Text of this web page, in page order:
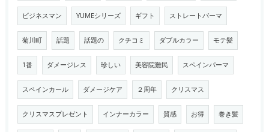
ビジネスマン YUMEシリーズ ギフト ストレートパーマ
菊川町 話題 話題の クチコミ ダブルカラー モテ髪
1番 ダメージレス 珍しい 美容院難民 スペインパーマ
スペインカール ダメージケア ２周年 クリスマス
クリスマスプレゼント インナーカラー 質感 お得 巻き髪